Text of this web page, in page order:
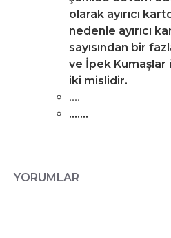
olarak ayırıcı
nedenle ayırıcı
sayısından bir
ve İpek Kumaşlar
iki mislidir.
....
.......
YORUMLAR